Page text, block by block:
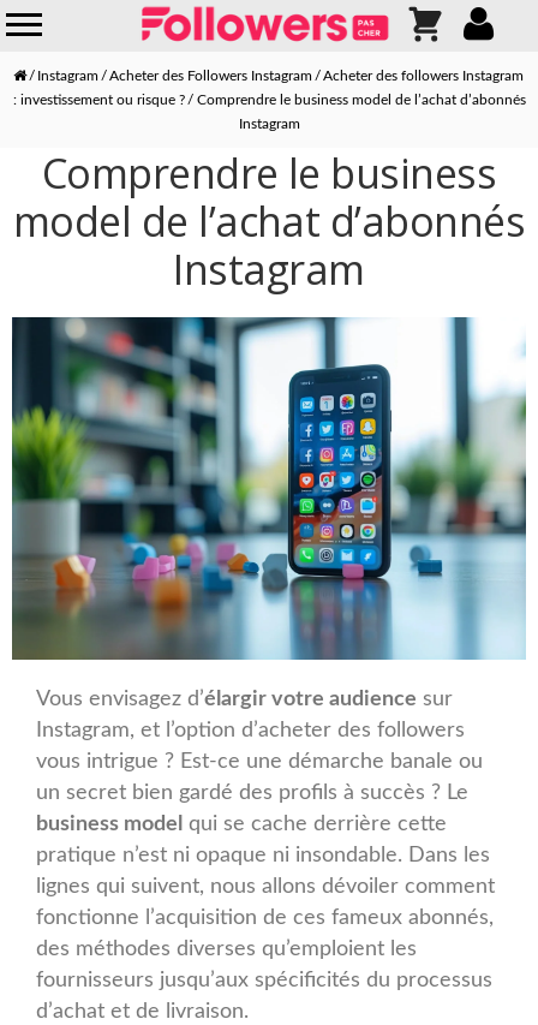
Instagram Acheter des Followers Instagram
Acheter des followers Instagram
: investissement ou risque ?
Comprendre le business model de l’achat d’abonnés
Instagram
Comprendre le business
model de l’achat d’abonnés
Instagram
Vous envisagez d’élargir votre audience sur
Instagram, et l’option d’acheter des followers
vous intrigue ? Est-ce une démarche banale ou
un secret bien gardé des profils à succès ? Le
business model qui se cache derrière cette
pratique n’est ni opaque ni insondable. Dans les
lignes qui suivent, nous allons dévoiler comment
fonctionne l’acquisition de ces fameux abonnés,
des méthodes diverses qu’emploient les
fournisseurs jusqu’aux spécificités du processus
d’achat et de livraison.